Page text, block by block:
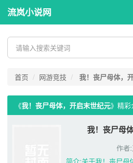
流岚小说网
首页 网游竞技 我！丧尸母体，
《我！丧尸母体，开启末世纪元》精彩
我！丧尸母
作者:
简介:关于我！丧尸母